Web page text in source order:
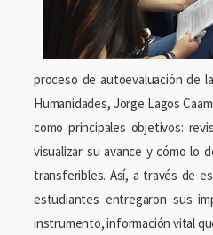
proceso de autoevaluación de
Humanidades, Jorge Lagos
como principales objetivos:
visualizar su avance y cómo lo
transferibles. Así, a través de
estudiantes entregaron sus
instrumento, información vital